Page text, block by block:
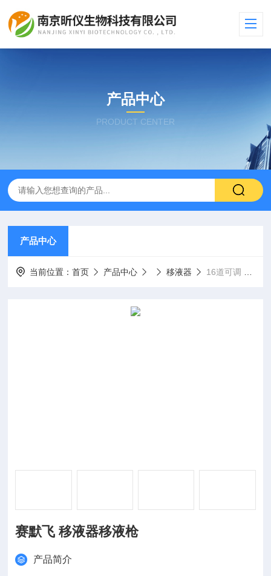
产品中心
PRODUCT CENTER
产品中心
当前位置：首页 产品中心 移液器 16道可调 1-10ul赛默飞 移液器移液枪
赛默飞 移液器移液枪
产品简介